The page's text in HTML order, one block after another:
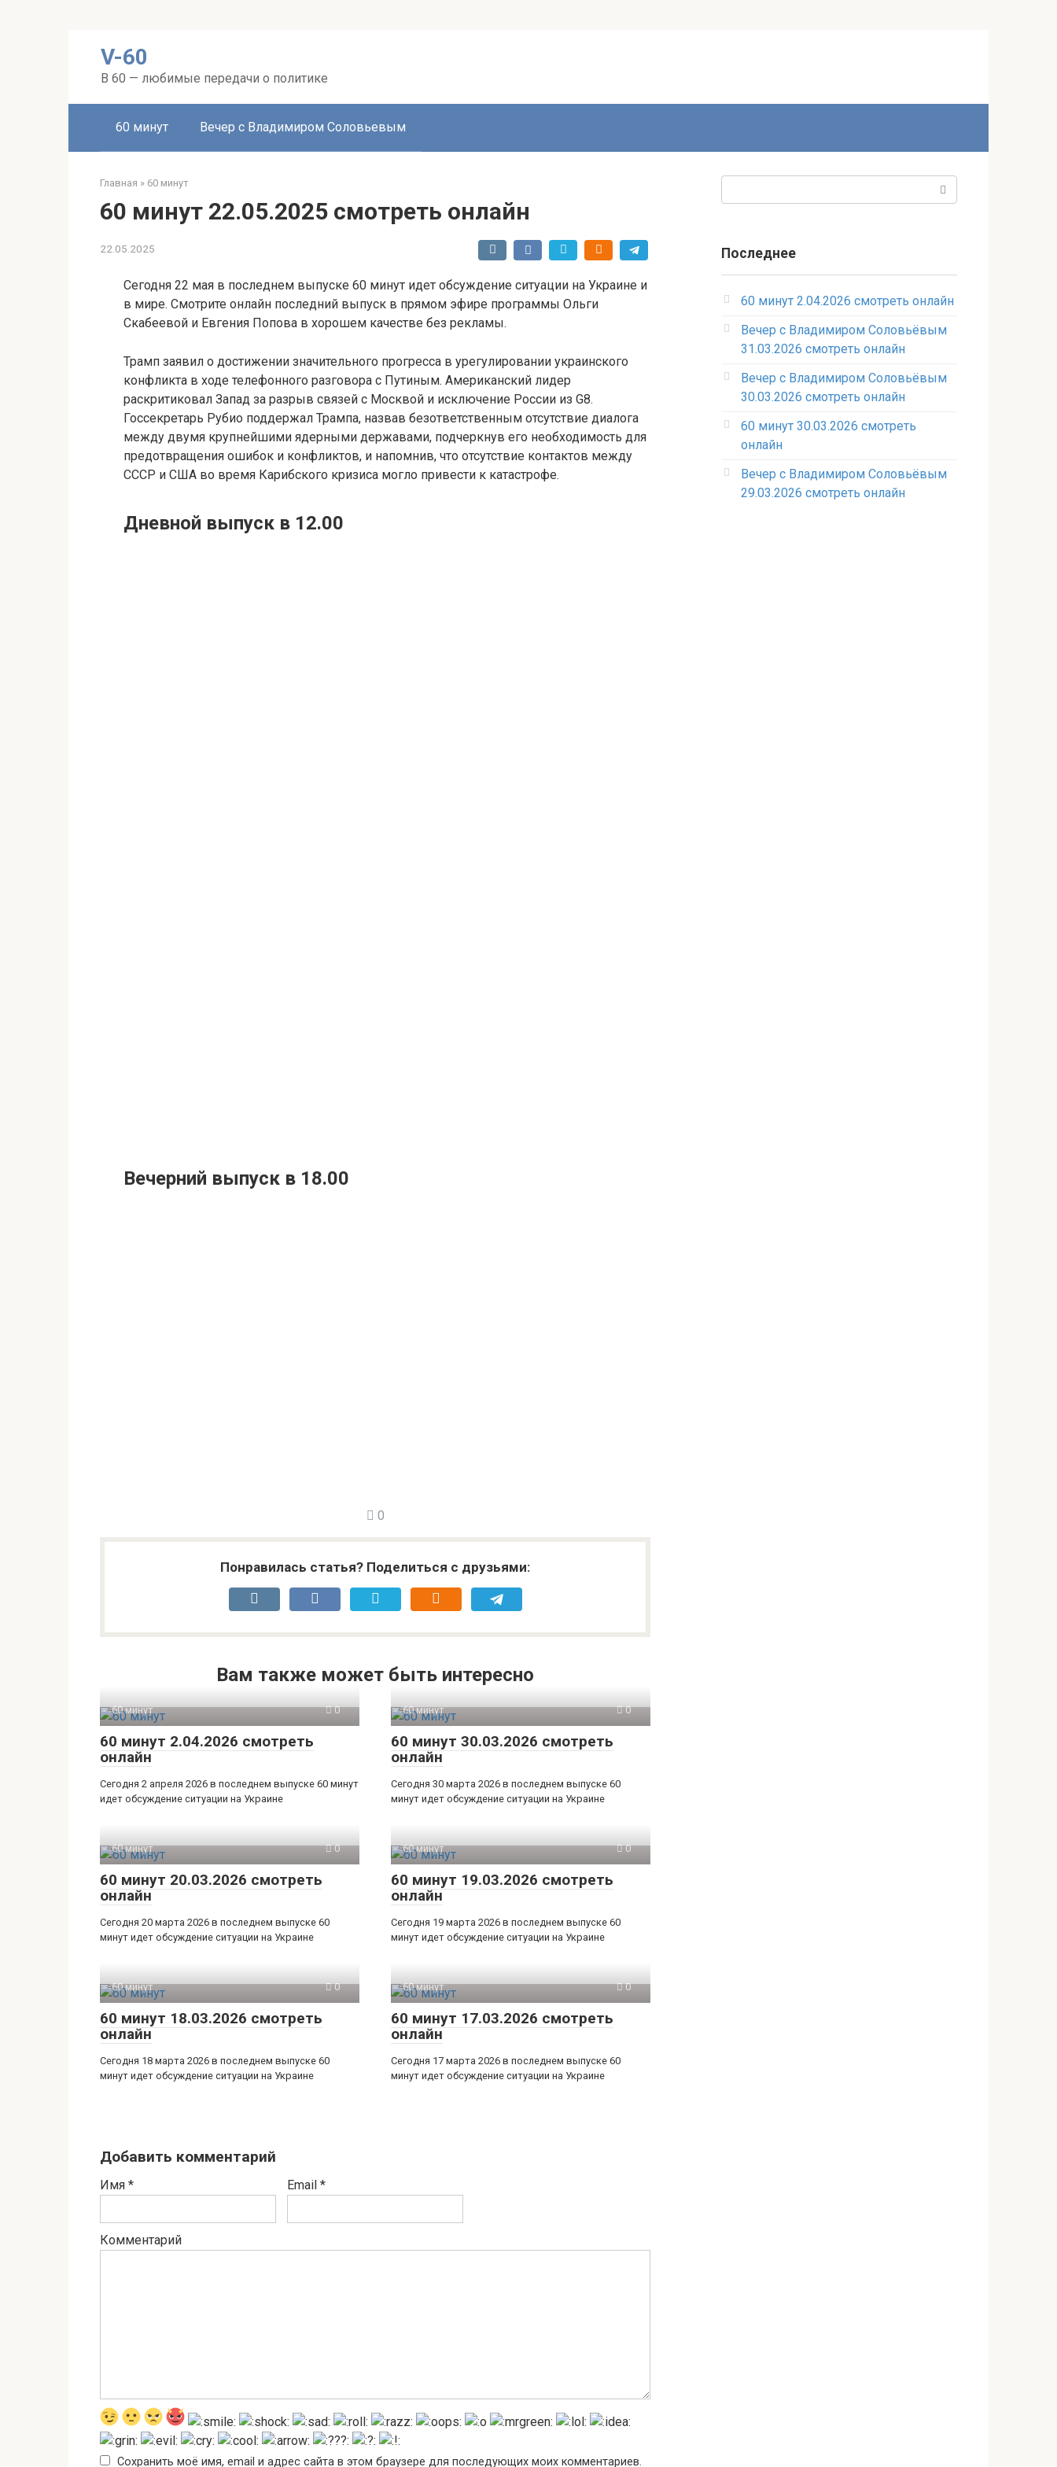
V-60
В 60 — любимые передачи о политике
60 минут Вечер с Владимиром Соловьевым
Главная » 60 минут
60 минут 22.05.2025 смотреть онлайн
22.05.2025
Сегодня 22 мая в последнем выпуске 60 минут идет обсуждение ситуации на Украине и
в мире. Смотрите онлайн последний выпуск в прямом эфире программы Ольги
Скабеевой и Евгения Попова в хорошем качестве без рекламы.
Трамп заявил о достижении значительного прогресса в урегулировании украинского
конфликта в ходе телефонного разговора с Путиным. Американский лидер
раскритиковал Запад за разрыв связей с Москвой и исключение России из G8.
Госсекретарь Рубио поддержал Трампа, назвав безответственным отсутствие диалога
между двумя крупнейшими ядерными державами, подчеркнув его необходимость для
предотвращения ошибок и конфликтов, и напомнив, что отсутствие контактов между
СССР и США во время Карибского кризиса могло привести к катастрофе.
Дневной выпуск в 12.00
Вечерний выпуск в 18.00
0
Понравилась статья? Поделиться с друзьями:
Вам также может быть интересно
60 минут 0
60 минут 2.04.2026 смотреть
онлайн
Сегодня 2 апреля 2026 в последнем выпуске 60 минут
идет обсуждение ситуации на Украине
60 минут 0
60 минут 30.03.2026 смотреть
онлайн
Сегодня 30 марта 2026 в последнем выпуске 60
минут идет обсуждение ситуации на Украине
60 минут 0
60 минут 20.03.2026 смотреть
онлайн
Сегодня 20 марта 2026 в последнем выпуске 60
минут идет обсуждение ситуации на Украине
60 минут 0
60 минут 19.03.2026 смотреть
онлайн
Сегодня 19 марта 2026 в последнем выпуске 60
минут идет обсуждение ситуации на Украине
60 минут 0
60 минут 18.03.2026 смотреть
онлайн
Сегодня 18 марта 2026 в последнем выпуске 60
минут идет обсуждение ситуации на Украине
60 минут 0
60 минут 17.03.2026 смотреть
онлайн
Сегодня 17 марта 2026 в последнем выпуске 60
минут идет обсуждение ситуации на Украине
Добавить комментарий
Имя * Email *
Комментарий
Сохранить моё имя, email и адрес сайта в этом браузере для последующих моих комментариев.
Последнее
60 минут 2.04.2026 смотреть онлайн
Вечер с Владимиром Соловьёвым
31.03.2026 смотреть онлайн
Вечер с Владимиром Соловьёвым
30.03.2026 смотреть онлайн
60 минут 30.03.2026 смотреть
онлайн
Вечер с Владимиром Соловьёвым
29.03.2026 смотреть онлайн